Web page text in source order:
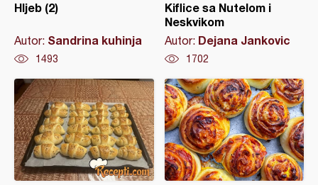
Hljeb (2)
Autor: Sandrina kuhinja
1493
Kiflice sa Nutelom i
Neskvikom
Autor: Dejana Jankovic
1702